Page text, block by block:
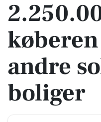
andre
boliger